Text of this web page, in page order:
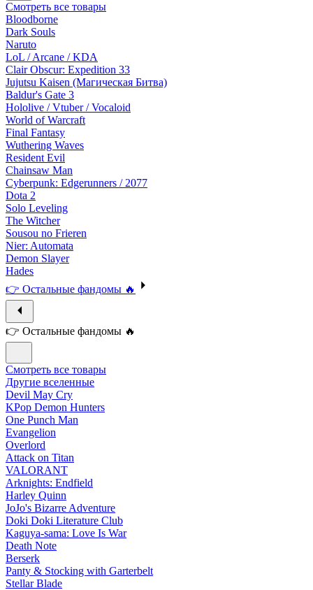
Смотреть все товары
Bloodborne
Dark Souls
Naruto
LoL / Arcane / KDA
Clair Obscur: Expedition 33
Jujutsu Kaisen (Магическая Битва)
Baldur's Gate 3
Hololive / Vtuber / Vocaloid
World of Warcraft
Final Fantasy
Wuthering Waves
Resident Evil
Chainsaw Man
Cyberpunk: Edgerunners / 2077
Dota 2
Solo Leveling
The Witcher
Sousou no Frieren
Nier: Automata
Demon Slayer
Hades
👉 Остальные фандомы 🔥
👉 Остальные фандомы 🔥
Смотреть все товары
Другие вселенные
Devil May Cry
KPop Demon Hunters
One Punch Man
Evangelion
Overlord
Attack on Titan
VALORANT
Arknights: Endfield
Harley Quinn
JoJo's Bizarre Adventure
Doki Doki Literature Club
Kaguya-sama: Love Is War
Death Note
Berserk
Panty & Stocking with Garterbelt
Stellar Blade